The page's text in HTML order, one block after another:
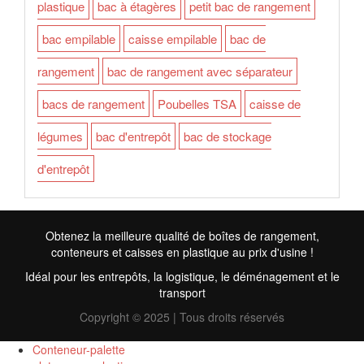
plastique bac à étagères
petit bac de rangement
bac empilable
caisse empilable
bac de
rangement
bac de rangement avec séparateur
bacs de rangement
Poubelles TSA
caisse de
légumes
bac d'entrepôt
bac de stockage
d'entrepôt
Obtenez la meilleure qualité de boîtes de rangement,
conteneurs et caisses en plastique au prix d'usine !
Idéal pour les entrepôts, la logistique, le déménagement et le
transport
Copyright © 2025 | Tous droits réservés
Conteneur-palette